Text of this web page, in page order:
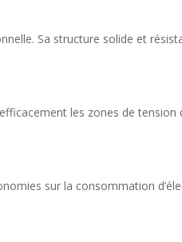
Sa structure solide et
les zones de
sur la consommation